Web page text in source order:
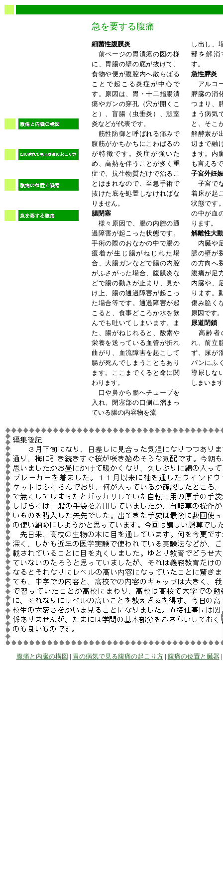
急を要する腹痛
細菌性腹膜炎
前ページの胃潰瘍の図の様
に、胃腸の壁の底が抜けて、
食物や便が腹腔内へ散らばる
ことで起こる炎症が中心で
す。原因は、胃・十二指腸潰
瘍やガンの穿孔（穴が開くこ
と）、盲腸（虫垂炎）、憩室
炎などが代表です。
筋性防御と呼ばれる痛みで
腹筋がかちかちにこわばるの
が特徴です。炎症が強いた
め、高熱を伴うことが多く重
症で、抗生物質だけで治るこ
とはまれなので、至急手術で
抜けた底を処置しなければな
りません。
腸閉塞
様々原因で、腸の内腔の通
過障害が起こった状態です。
手術の際のおなかの中で腸の
癒着が生じ腸がねじれた場
合、大腸ガンなどで腸の内腔
がふさがった場合、腹膜炎な
どで腸の動きが止まり、見か
け上、腸の通過障害が起こっ
た場合等です。通過障害が起
こると、食事どころか水を飲
んでも吐いてしまいます。ま
た、腸がねじれると、酸素や
栄養を送っている血管が折れ
曲がり、血流障害を起こして
腸が死んでしまうこともあり
ます。ここまでくると命に関
わります。
口や鼻から腸へチューブを
入れ、閉塞部の口側に溜まっ
ている腸の内容物を流
し出し、
部を解消
す。
急性膵炎
アルコ
膵臓の消
つまり、
まう病気
と、そこ
解酵素が
辺まで融
ます。内
も言える
子宮外妊
子宮で
着床が起
状態です
の中が血
ります。
解離性大
内臓や
脈の壁が
の方向へ
腹痛が足
内臓や、
ります。
傷み脆く
原因です
尿道閉鎖
高齢者
れ、前立
ず、尿が
パンにふ
導尿しな
しまいま
腹痛と内臓の構図 | 胃の病気で見る腹痛の起こり方| 腹痛の位置と臓器